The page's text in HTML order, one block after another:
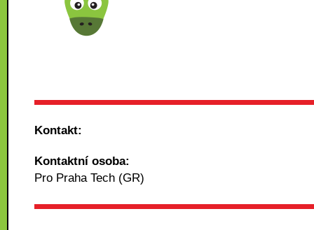
Kontakt:
Kontaktní osoba:
Pro Praha Tech (GR)